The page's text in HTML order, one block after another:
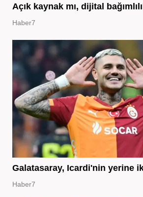
Açık kaynak mı, dijital
Haber7
Galatasaray, Icardi'nin yerine
Haber7